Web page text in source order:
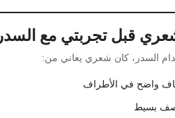
قبل تجربتي مع السدر
السدر، كان شعري يعاني من:
واضح في الأطراف
بسيط